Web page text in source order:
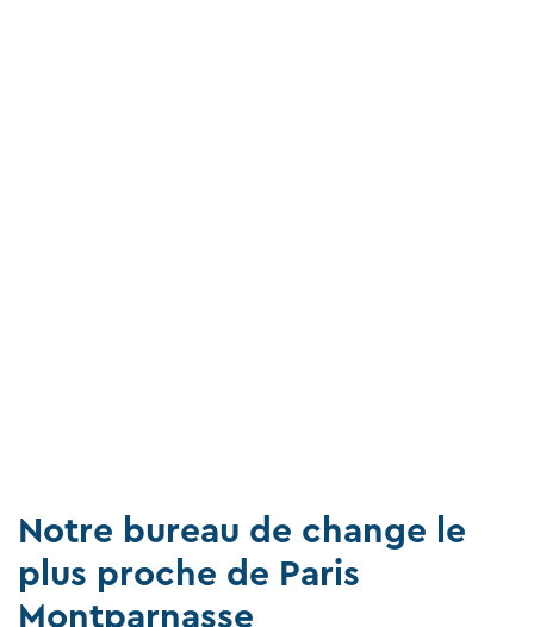
Notre bureau de change le
plus proche de Paris
Montparnasse